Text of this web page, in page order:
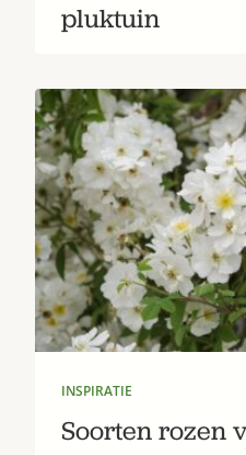
pluktuin
INSPIRATIE
Soorten rozen